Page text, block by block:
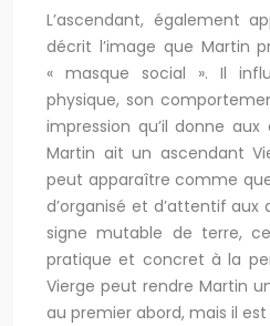
L’ascendant, également
décrit l’image que Martin
« masque social ». Il
physique, son
impression qu’il donne aux
Martin ait un ascendant
peut apparaître comme
d’organisé et d’attentif aux
signe mutable de terre,
pratique et concret à la
Vierge peut rendre Martin
au premier abord, mais il